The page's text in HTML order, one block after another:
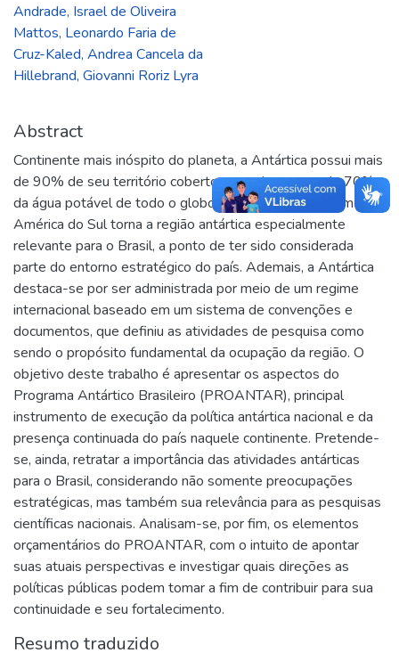
Andrade, Israel de Oliveira
Mattos, Leonardo Faria de
Cruz-Kaled, Andrea Cancela da
Hillebrand, Giovanni Roriz Lyra
Abstract
Continente mais inóspito do planeta, a Antártica possui mais
de 90% de seu território coberto por gelo e cerca de 70%
da água potável de todo o globo. Sua proximidade com a
América do Sul torna a região antártica especialmente
relevante para o Brasil, a ponto de ter sido considerada
parte do entorno estratégico do país. Ademais, a Antártica
destaca-se por ser administrada por meio de um regime
internacional baseado em um sistema de convenções e
documentos, que definiu as atividades de pesquisa como
sendo o propósito fundamental da ocupação da região. O
objetivo deste trabalho é apresentar os aspectos do
Programa Antártico Brasileiro (PROANTAR), principal
instrumento de execução da política antártica nacional e da
presença continuada do país naquele continente. Pretende-
se, ainda, retratar a importância das atividades antárticas
para o Brasil, considerando não somente preocupações
estratégicas, mas também sua relevância para as pesquisas
científicas nacionais. Analisam-se, por fim, os elementos
orçamentários do PROANTAR, com o intuito de apontar
suas atuais perspectivas e investigar quais direções as
políticas públicas podem tomar a fim de contribuir para sua
continuidade e seu fortalecimento.
Resumo traduzido